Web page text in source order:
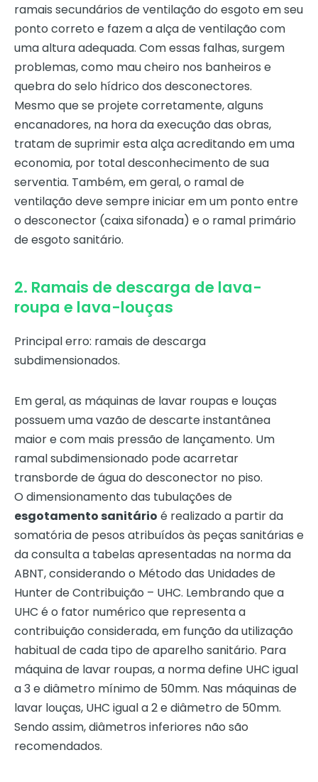
ramais secundários de ventilação do esgoto em seu
ponto correto e fazem a alça de ventilação com
uma altura adequada. Com essas falhas, surgem
problemas, como mau cheiro nos banheiros e
quebra do selo hídrico dos desconectores.
Mesmo que se projete corretamente, alguns
encanadores, na hora da execução das obras,
tratam de suprimir esta alça acreditando em uma
economia, por total desconhecimento de sua
serventia. Também, em geral, o ramal de
ventilação deve sempre iniciar em um ponto entre
o desconector (caixa sifonada) e o ramal primário
de esgoto sanitário.
2. Ramais de descarga de lava-
roupa e lava-louças
Principal erro: ramais de descarga
subdimensionados.
Em geral, as máquinas de lavar roupas e louças
possuem uma vazão de descarte instantânea
maior e com mais pressão de lançamento. Um
ramal subdimensionado pode acarretar
transborde de água do desconector no piso.
O dimensionamento das tubulações de
esgotamento sanitário é realizado a partir da
somatória de pesos atribuídos às peças sanitárias e
da consulta a tabelas apresentadas na norma da
ABNT, considerando o Método das Unidades de
Hunter de Contribuição – UHC. Lembrando que a
UHC é o fator numérico que representa a
contribuição considerada, em função da utilização
habitual de cada tipo de aparelho sanitário. Para
máquina de lavar roupas, a norma define UHC igual
a 3 e diâmetro mínimo de 50mm. Nas máquinas de
lavar louças, UHC igual a 2 e diâmetro de 50mm.
Sendo assim, diâmetros inferiores não são
recomendados.